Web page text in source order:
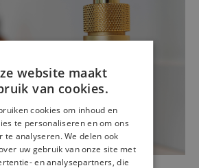
website maakt
van cookies.
cookies om inhoud en
te personaliseren en om ons
te analyseren. We delen ook
uw gebruik van onze site met
en analysepartners, die